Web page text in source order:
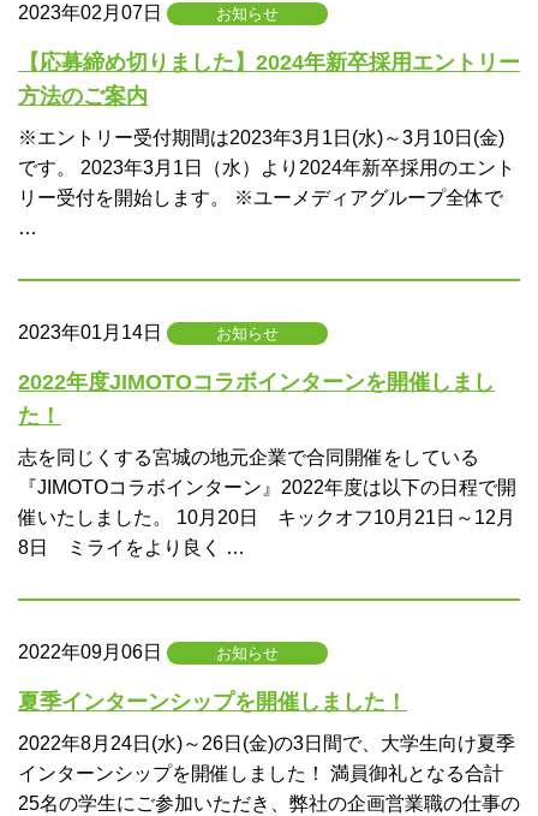
2023年02月07日 お知らせ
【応募締め切りました】2024年新卒採用エントリー
方法のご案内
※エントリー受付期間は2023年3月1日(水)～3月10日(金)
です。 2023年3月1日（水）より2024年新卒採用のエント
リー受付を開始します。 ※ユーメディアグループ全体で
…
2023年01月14日 お知らせ
2022年度JIMOTOコラボインターンを開催しまし
た！
志を同じくする宮城の地元企業で合同開催をしている
『JIMOTOコラボインターン』2022年度は以下の日程で開
催いたしました。 10月20日 キックオフ10月21日～12月
8日 ミライをより良く …
2022年09月06日 お知らせ
夏季インターンシップを開催しました！
2022年8月24日(水)～26日(金)の3日間で、大学生向け夏季
インターンシップを開催しました！ 満員御礼となる合計
25名の学生にご参加いただき、弊社の企画営業職の仕事の